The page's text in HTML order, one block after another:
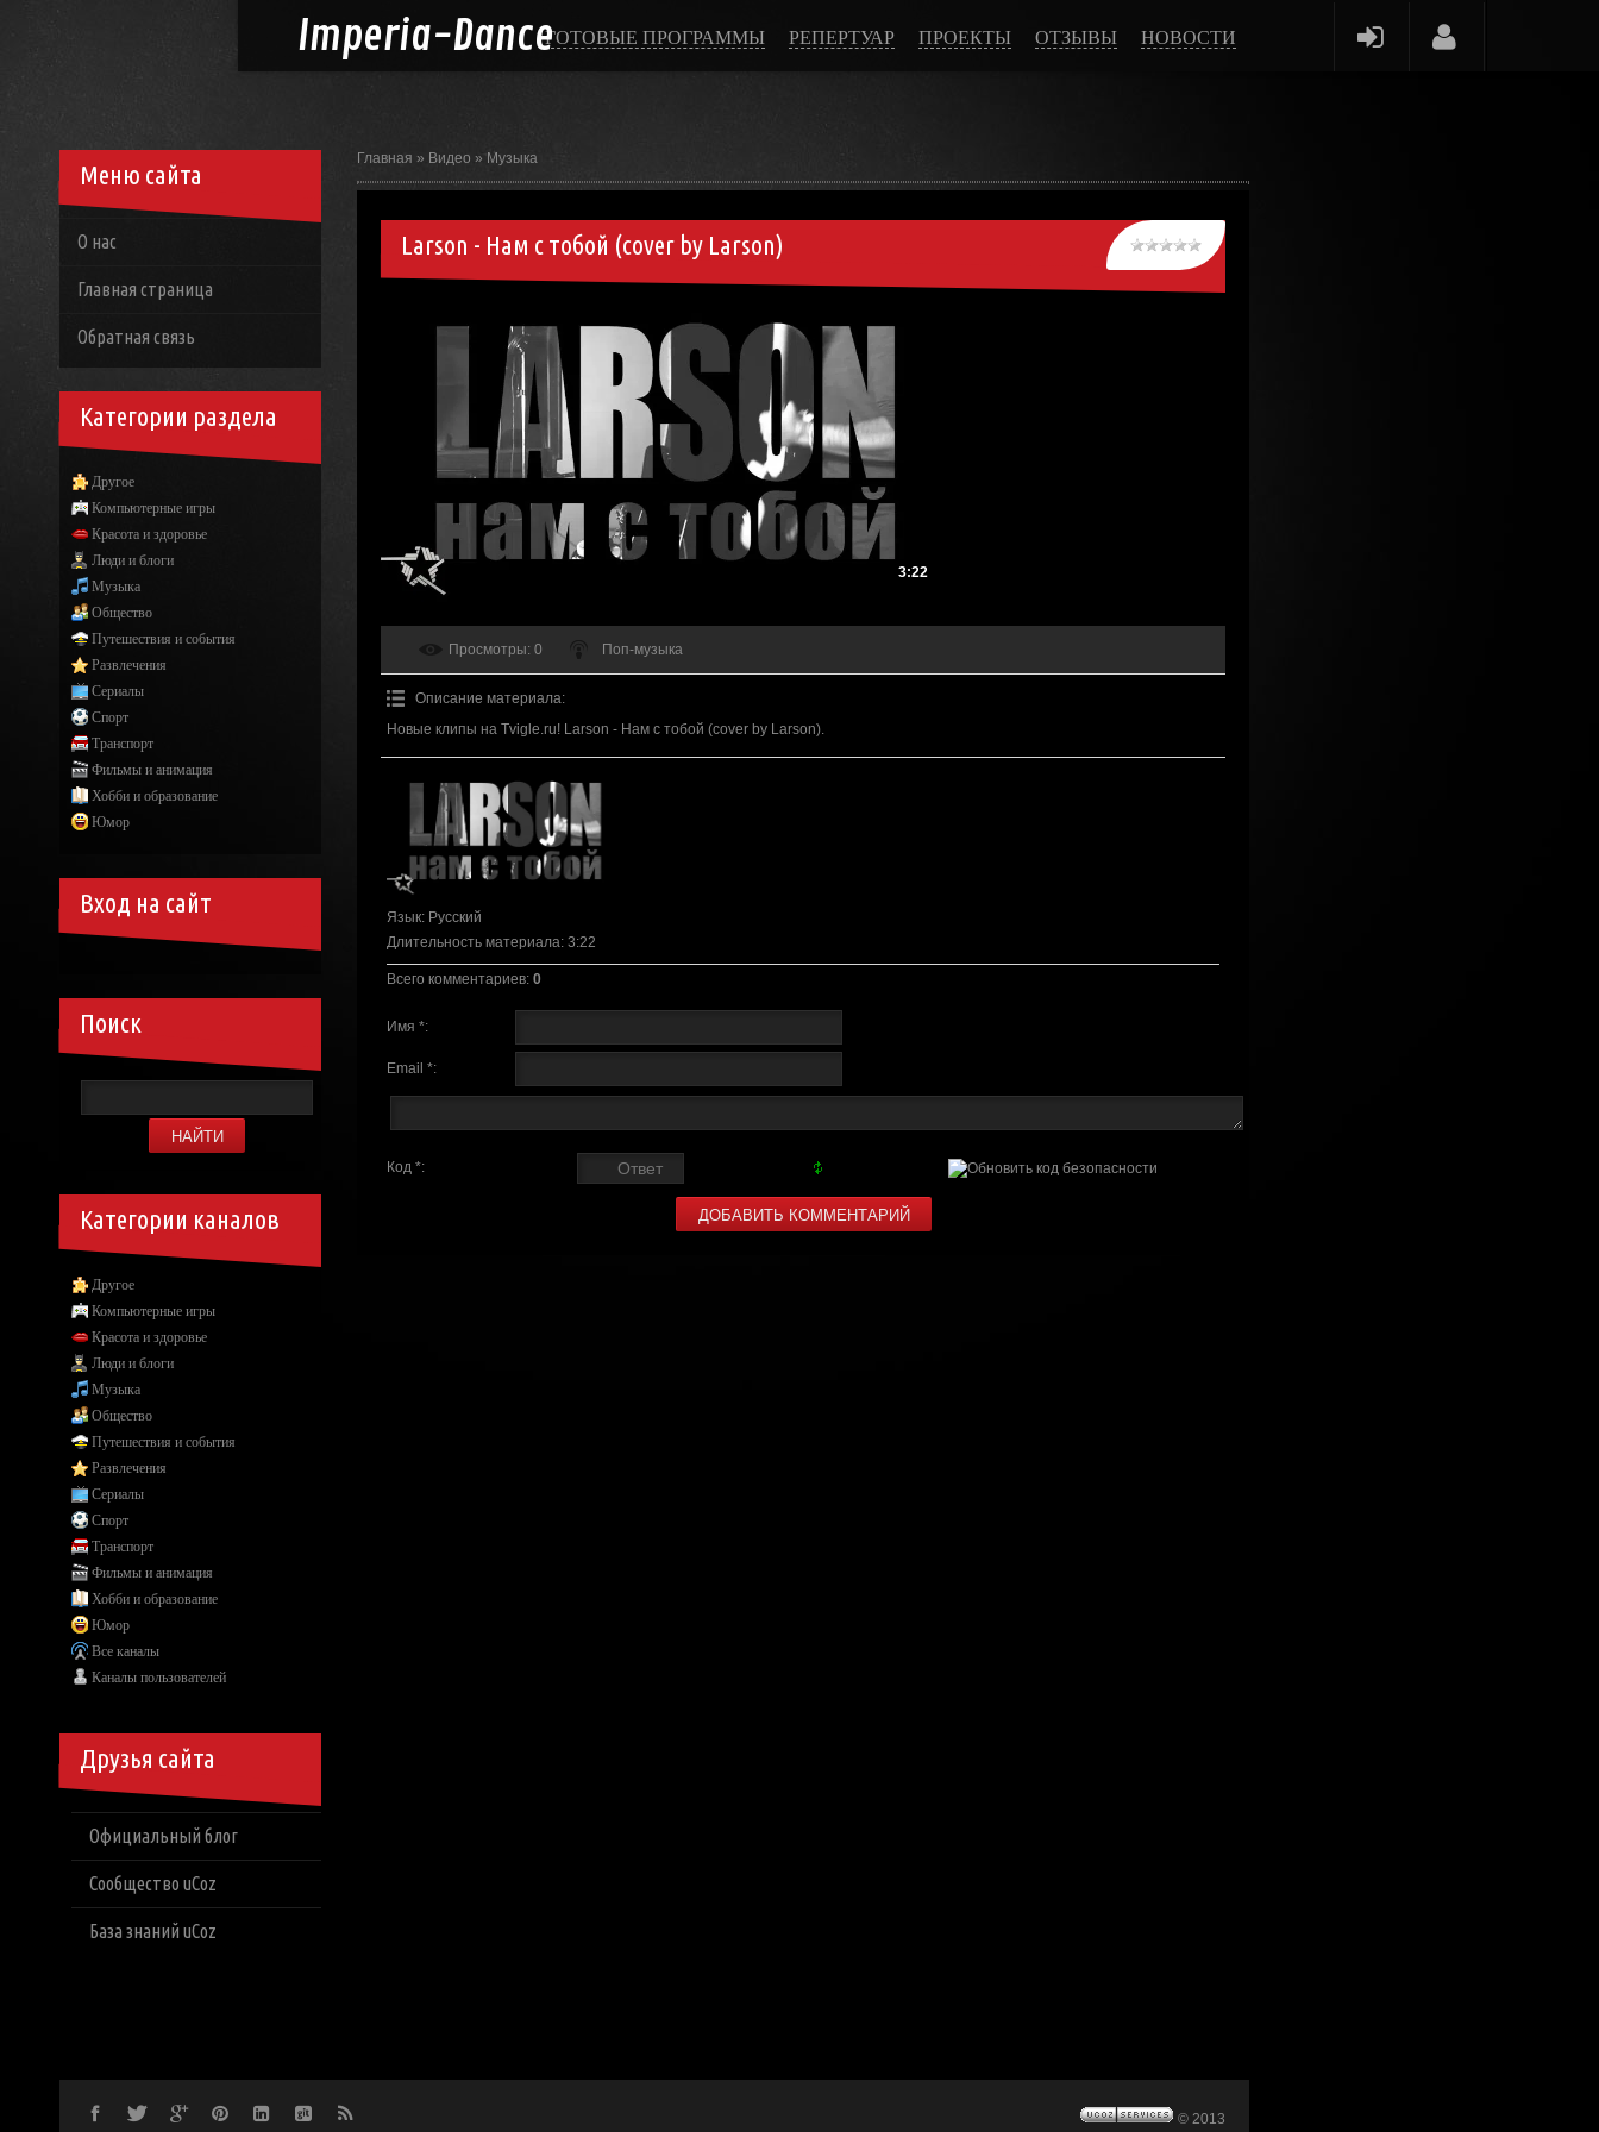
Imperia-DanceГОТОВЫЕ ПРОГРАММЫ РЕПЕРТУАР ПРОЕКТЫ ОТЗЫВЫ НОВОСТИ
Главная » Видео » Музыка
Larson - Нам с тобой (cover by Larson)
3:22
Просмотры: 0 Поп-музыка
Описание материала:
Новые клипы на Tvigle.ru! Larson - Нам с тобой (cover by Larson).
Язык: Русский
Длительность материала: 3:22
Всего комментариев: 0
Имя *:
Email *:
Код *:
Меню сайта
О нас
Главная страница
Обратная связь
Категории раздела
Другое
Компьютерные игры
Красота и здоровье
Люди и блоги
Музыка
Общество
Путешествия и события
Развлечения
Сериалы
Спорт
Транспорт
Фильмы и анимация
Хобби и образование
Юмор
Вход на сайт
Поиск
Категории каналов
Другое
Компьютерные игры
Красота и здоровье
Люди и блоги
Музыка
Общество
Путешествия и события
Развлечения
Сериалы
Спорт
Транспорт
Фильмы и анимация
Хобби и образование
Юмор
Все каналы
Каналы пользователей
Друзья сайта
Официальный блог
Сообщество uCoz
База знаний uCoz
© 2013